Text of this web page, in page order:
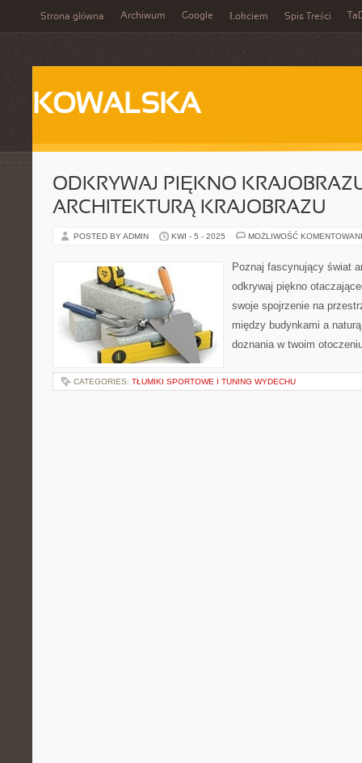
Strona główna Archiwum Google Łokciem Spis Treści
KOWALSKA
ODKRYWAJ PIĘKNO
ARCHITEKTURĄ KRAJOBRAZU
POSTED BY ADMIN KWI - 5 - 2025 MOŻLIWOŚĆ
Poznaj fascynujący świat
odkrywaj piękno
swoje spojrzenie na
między budynkami a
doznania w twoim
CATEGORIES: TŁUMIKI SPORTOWE I TUNING WYDECHU